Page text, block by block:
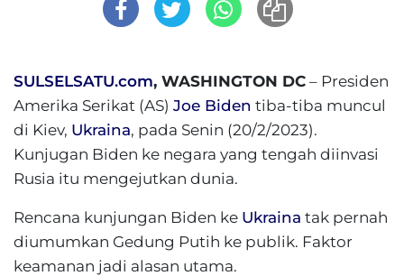
SULSELSATU.com, WASHINGTON DC – Presiden
Amerika Serikat (AS) Joe Biden tiba-tiba muncul
di Kiev, Ukraina, pada Senin (20/2/2023).
Kunjugan Biden ke negara yang tengah diinvasi
Rusia itu mengejutkan dunia.
Rencana kunjungan Biden ke Ukraina tak pernah
diumumkan Gedung Putih ke publik. Faktor
keamanan jadi alasan utama.